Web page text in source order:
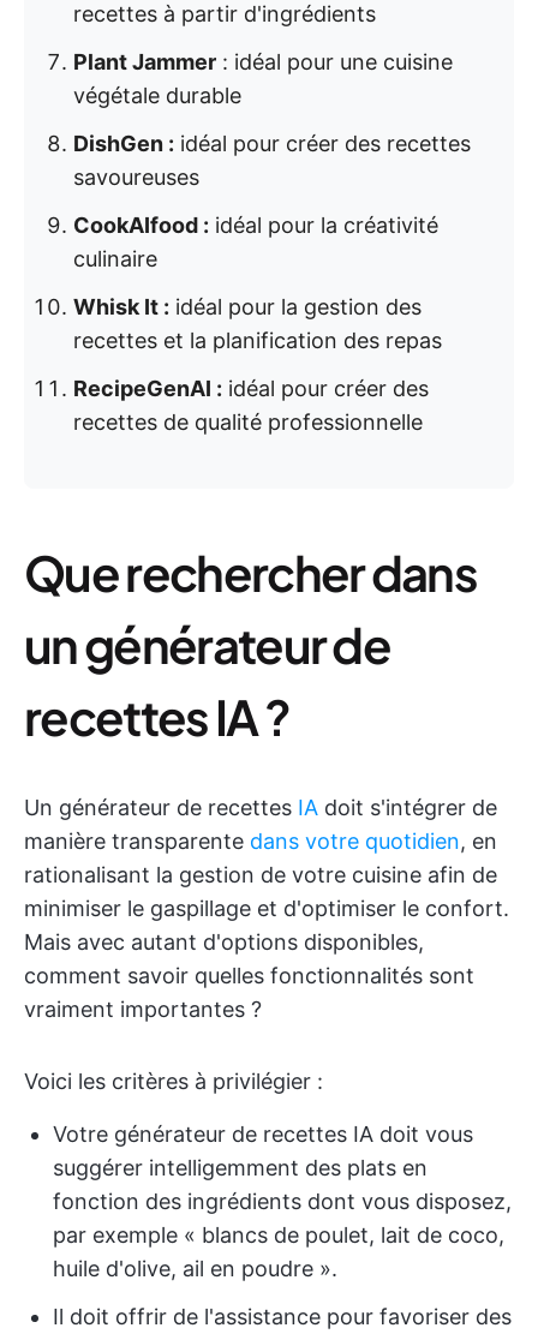
recettes à partir d'ingrédients
Plant Jammer : idéal pour une cuisine
végétale durable
DishGen : idéal pour créer des recettes
savoureuses
CookAIfood : idéal pour la créativité
culinaire
Whisk It : idéal pour la gestion des
recettes et la planification des repas
RecipeGenAI : idéal pour créer des
recettes de qualité professionnelle
Que rechercher dans
un générateur de
recettes IA ?
Un générateur de recettes IA doit s'intégrer de
manière transparente dans votre quotidien, en
rationalisant la gestion de votre cuisine afin de
minimiser le gaspillage et d'optimiser le confort.
Mais avec autant d'options disponibles,
comment savoir quelles fonctionnalités sont
vraiment importantes ?
Voici les critères à privilégier :
Votre générateur de recettes IA doit vous
suggérer intelligemment des plats en
fonction des ingrédients dont vous disposez,
par exemple « blancs de poulet, lait de coco,
huile d'olive, ail en poudre ».
Il doit offrir de l'assistance pour favoriser des